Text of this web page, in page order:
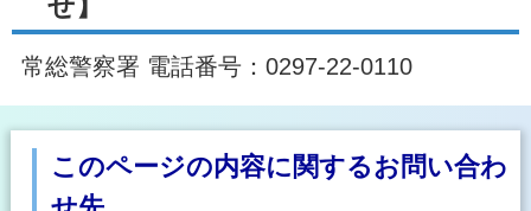
せ】
常総警察署 電話番号：0297‐22‐0110
このページの内容に関するお問い合わ